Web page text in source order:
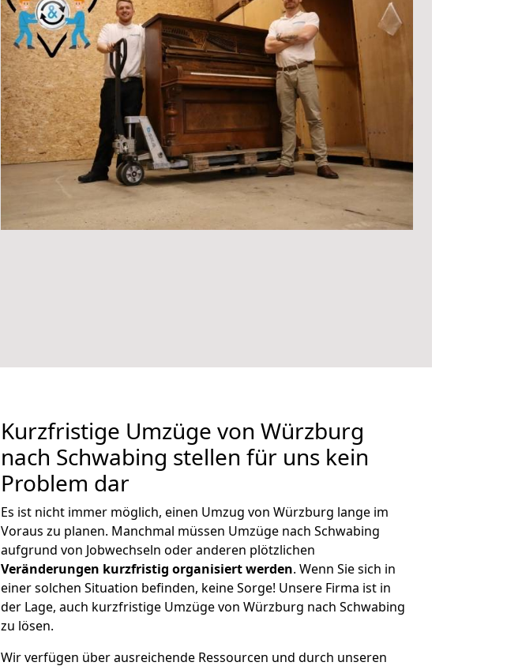
Kurzfristige Umzüge von Würzburg
nach Schwabing stellen für uns kein
Problem dar
Es ist nicht immer möglich, einen Umzug von Würzburg lange im
Voraus zu planen. Manchmal müssen Umzüge nach Schwabing
aufgrund von Jobwechseln oder anderen plötzlichen
Veränderungen kurzfristig organisiert werden. Wenn Sie sich in
einer solchen Situation befinden, keine Sorge! Unsere Firma ist in
der Lage, auch kurzfristige Umzüge von Würzburg nach Schwabing
zu lösen.
Wir verfügen über ausreichende Ressourcen und durch unseren